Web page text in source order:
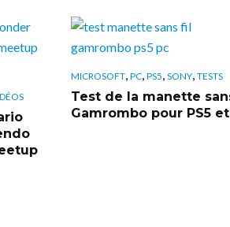
MICROSOFT, PC, PS5, SONY, TESTS
Test de la manette
Gamrombo pour PS5 et